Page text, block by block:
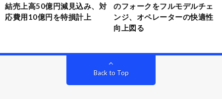
結売上高50億円減見込み、対
応費用10億円を特損計上
のフォークをフルモデルチェ
ンジ、オペレーターの快適性
向上図る
Back to Top